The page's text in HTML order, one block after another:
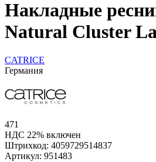
Накладные
Natural Cluster
CATRICE
Германия
471
НДС 22% включен
Штрихкод: 4059729514837
Артикул: 951483